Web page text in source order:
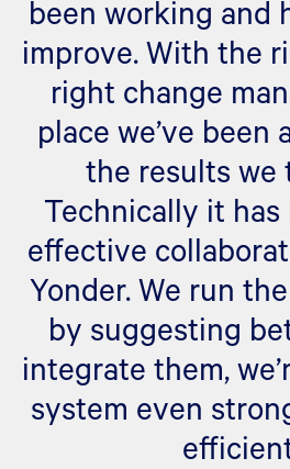
been working and
improve. With the
right change
place we’ve been
the results we
Technically it has
effective
Yonder. We run
by suggesting
integrate them,
system even